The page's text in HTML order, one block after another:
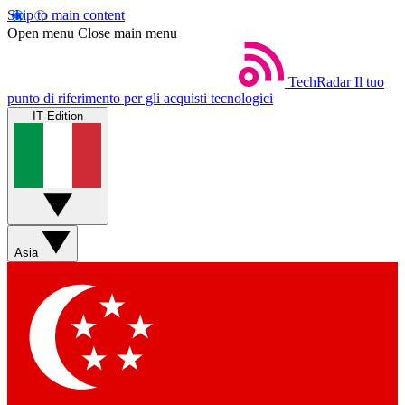
Skip to main content
Open menu Close main menu
TechRadar Il tuo
punto di riferimento per gli acquisti tecnologici
IT Edition
Asia